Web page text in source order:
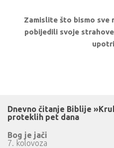
Zamislite što bismo sve
pobijedili svoje
Dnevno čitanje Biblije
proteklih pet dana
Bog je jači
7. kolovoza